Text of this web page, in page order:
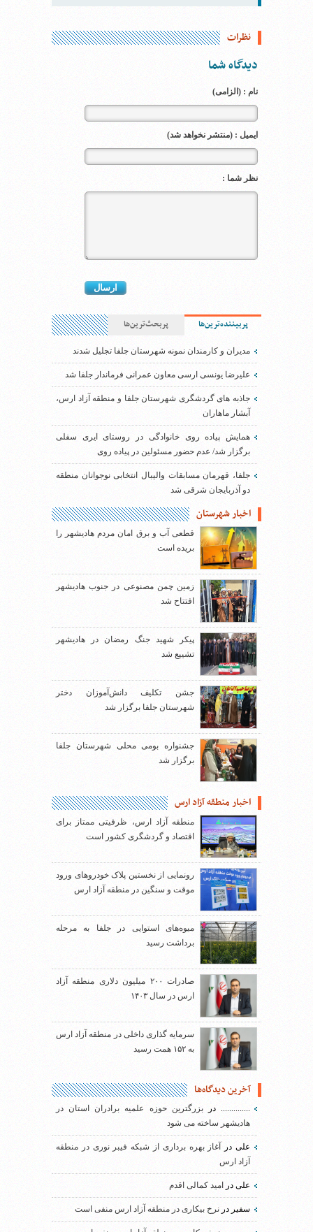
نظرات
دیدگاه شما
نام : (الزامی)
ایمیل : (منتشر نخواهد شد)
نظر شما :
پربیننده‌ترین‌ها پربحث‌ترین‌ها
مدیران و کارمندان نمونه شهرستان جلفا تجلیل شدند
علیرضا یونسی ارسی معاون عمرانی فرماندار جلفا شد
جاذبه های گردشگری شهرستان جلفا و منطقه آزاد ارس،
آبشار ماهاران
همایش پیاده روی خانوادگی در روستای ایری سفلی
برگزار شد/ عدم حضور مسئولین در پیاده روی
جلفا، قهرمان مسابقات والیبال انتخابی نوجوانان منطقه
دو آذربایجان شرقی شد
اخبار شهرستان
قطعی آب و برق امان مردم هادیشهر را
بریده است
زمین چمن مصنوعی در جنوب هادیشهر
افتتاح شد
پیکر شهید جنگ رمضان در هادیشهر
تشییع شد
جشن تکلیف دانش‌آموزان دختر
شهرستان جلفا برگزار شد
جشنواره بومی محلی شهرستان جلفا
برگزار شد
اخبار منطقه آزاد ارس
منطقه آزاد ارس، ظرفیتی ممتاز برای
اقتصاد و گردشگری کشور است
رونمایی از نخستین پلاک خودروهای ورود
موقت و سنگین در منطقه آزاد ارس
میوه‌های استوایی در جلفا به مرحله
برداشت رسید
صادرات ۲۰۰ میلیون دلاری منطقه آزاد
ارس در سال ۱۴۰۳
سرمایه گذاری داخلی در منطقه آزاد ارس
به ۱۵۲ همت رسید
آخرین دیدگاه‌ها
..............دربزرگترین حوزه علمیه برادران استان در
هادیشهر ساخته می شود
علیدر
آغاز بهره برداری از شبکه فیبر نوری در منطقه
آزاد ارس
علی در امید کمالی اقدم
سفیر در نرخ بیکاری در منطقه آزاد ارس منفی است